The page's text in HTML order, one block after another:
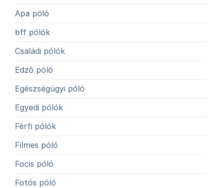
Apa póló
bff pólók
Családi pólók
Edző póló
Egészségügyi póló
Egyedi pólók
Férfi pólók
Filmes póló
Focis póló
Fotós póló